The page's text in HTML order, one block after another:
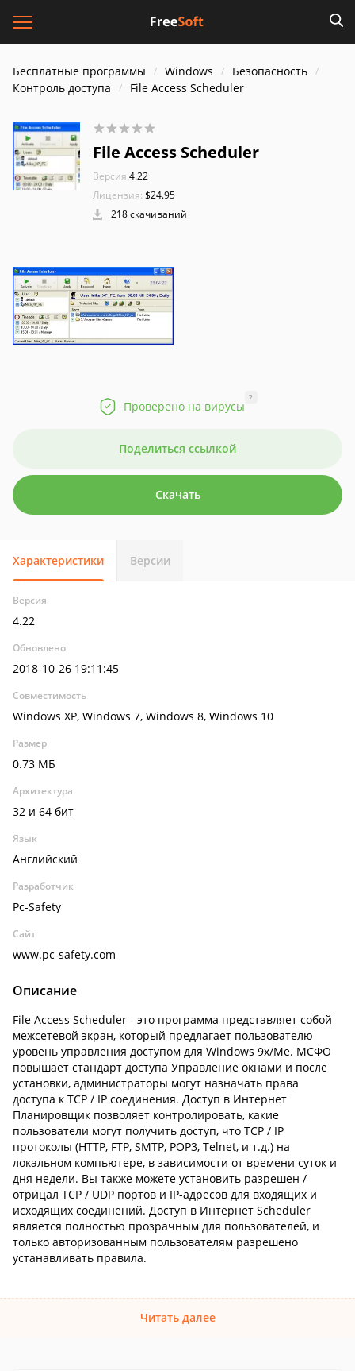
Бесплатные программы Windows
Безопасность
Контроль доступа
File Access Scheduler
File Access Scheduler
Версия:4.22
Лицензия: $24.95
218 скачиваний
Проверено на вирусы
?
Поделиться ссылкой
Скачать
Характеристики Версии
Версия
4.22
Обновлено
2018-10-26 19:11:45
Совместимость
Windows XP, Windows 7, Windows 8, Windows 10
Размер
0.73 МБ
Архитектура
32 и 64 бит
Язык
Английский
Разработчик
Pc-Safety
Сайт
www.pc-safety.com
Описание
File Access Scheduler - это программа представляет собой
межсетевой экран, который предлагает пользователю
уровень управления доступом для Windows 9x/Me. МСФО
повышает стандарт доступа Управление окнами и после
установки, администраторы могут назначать права
доступа к TCP / IP соединения. Доступ в Интернет
Планировщик позволяет контролировать, какие
пользователи могут получить доступ, что TCP / IP
протоколы (HTTP, FTP, SMTP, POP3, Telnet, и т.д.) на
локальном компьютере, в зависимости от времени суток и
дня недели. Вы также можете установить разрешен /
отрицал TCP / UDP портов и IP-адресов для входящих и
исходящих соединений. Доступ в Интернет Scheduler
является полностью прозрачным для пользователей, и
только авторизованным пользователям разрешено
устанавливать правила.
Читать далее